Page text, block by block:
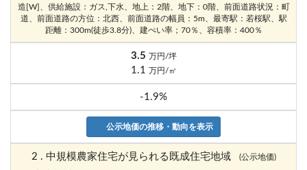
造[W]、供給施設：ガス,下水、地上：2階、地下：0階、前面道路状況：町
道、前面道路の方位：北西、前面道路の幅員：5m、最寄駅：若桜駅、駅
距離：300m(徒歩3.8分)、建ぺい率；70％、容積率：400％
3.5 万円/坪
1.1 万円/㎡
-1.9%
公示地価の推移・動向を表示
2 . 中規模農家住宅が見られる既成住宅地域 (公示地価)